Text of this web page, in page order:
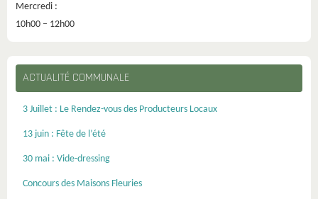
Mercredi :
10h00 – 12h00
ACTUALITÉ COMMUNALE
3 Juillet : Le Rendez-vous des Producteurs Locaux
13 juin : Fête de l’été
30 mai : Vide-dressing
Concours des Maisons Fleuries